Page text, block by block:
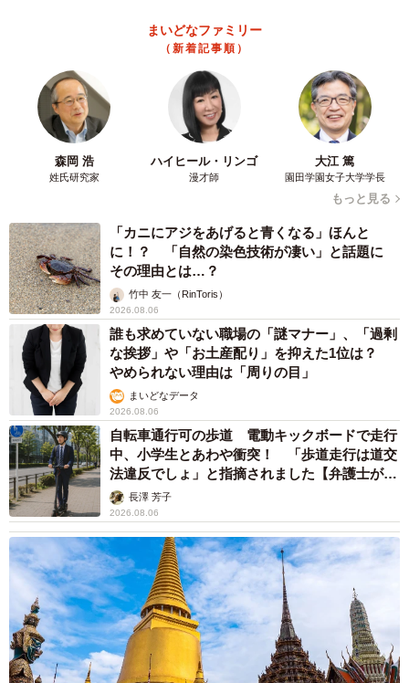
べ、尻尾を振って団体メンバーに挨拶。その健気な姿を前
に、団体メンバーも中年男性も胸が苦しくなりました。
人間を信じることを諦めないワンコ。そのまっすぐな瞳が印象的です
しかし、団体メンバーはここで気持ちを引き締めます。
「必ず安心して過ごせる幸せなお家を見つけてあげるから
ね」……ワンコにそう約束し、献身的なお世話と合わせ
て、ぴったりの里親さんを探すことにしました。
そして、その思いはのちに実現。「うちにおいで」と言っ
てくれた優しい家族との縁が実り、今では広々とした大草
原を笑顔いっぱいで楽しくかけ回る日々を掴むことができ
まいどなファミリー
（新着記事順）
森岡 浩
姓氏研究家
ハイヒール・リンゴ
漫才師
大江 篤
園田学園女子大学学長
もっと見る
「カニにアジをあげると青くなる」ほんと
に！？ 「自然の染色技術が凄い」と話題に
その理由とは…？
竹中 友一（RinToris）
2026.08.06
誰も求めていない職場の「謎マナー」、「過剰
な挨拶」や「お土産配り」を抑えた1位は？
やめられない理由は「周りの目」
まいどなデータ
2026.08.06
自転車通行可の歩道 電動キックボードで走行
中、小学生とあわや衝突！ 「歩道走行は道交
法違反でしょ」と指摘されました【弁護士が解
説】長澤 芳子
2026.08.06